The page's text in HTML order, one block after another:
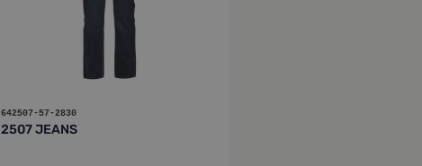
642507-57-2830
2507 JEANS